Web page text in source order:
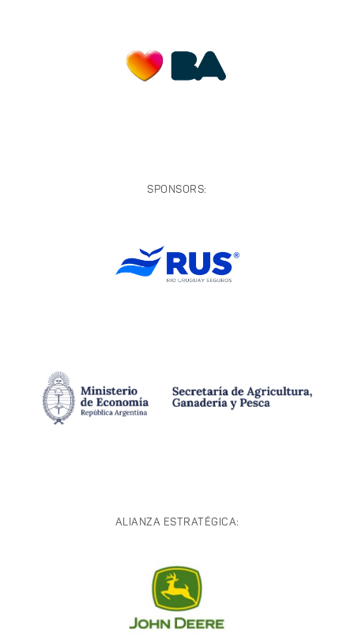
SPONSORS:
ALIANZA ESTRATÉGICA: